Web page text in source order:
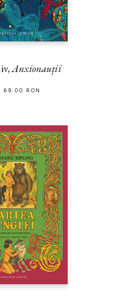
Anxionauții
69.00 RON